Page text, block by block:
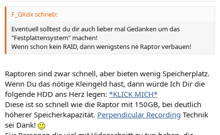
F_GXdx schrieb:
Eventuell solltest du dir auch lieber mal Gedanken um das
"Festplattensystem" machen!
Wenn schon kein RAID, dann wenigstens ne Raptor verbauen!
Raptoren sind zwar schnell, aber bieten wenig Speicherplatz.
Wenn Du das nötige Kleingeld hast, dann würde Ich Dir die
folgende HDD ans Herz legen: *KLICK MICH*
Diese ist so schnell wie die Raptor mit 150GB, bei deutlich
höherer Speicherkapazität. Perpendicular Recording Technik
sei Dank!